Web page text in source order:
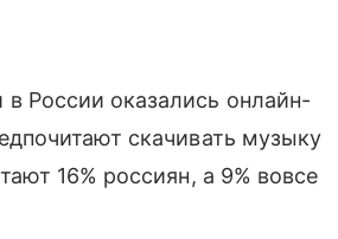
России оказались онлайн-
скачивать музыку
16% россиян, а 9% вовсе